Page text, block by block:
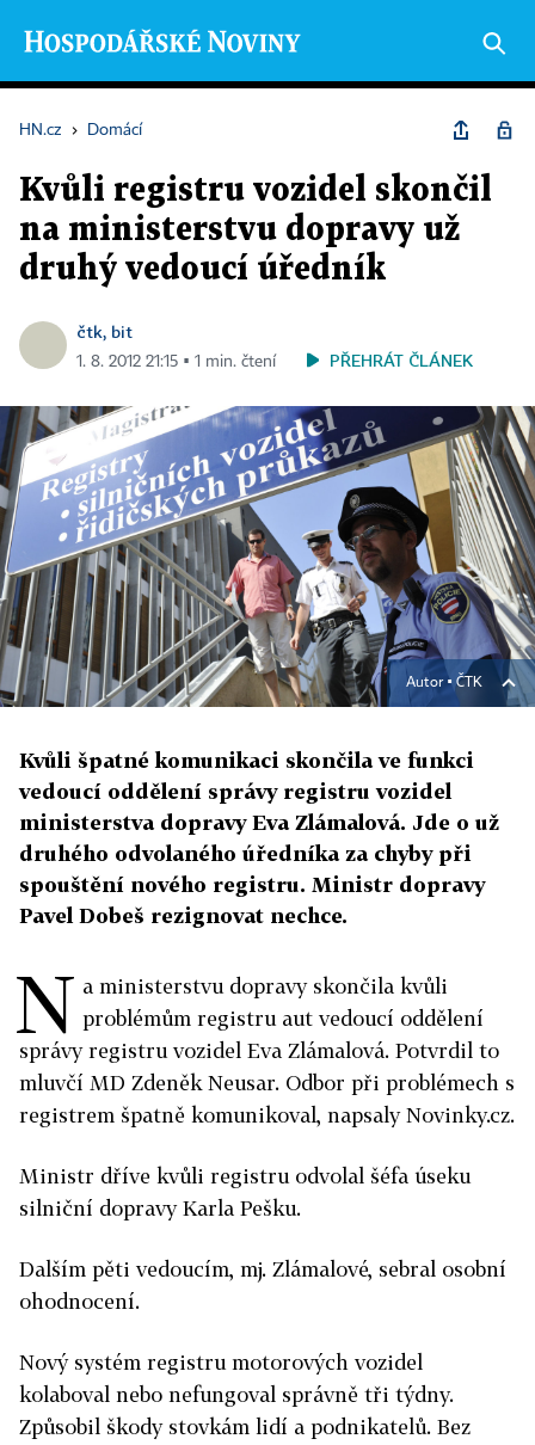
HN.cz › Domácí
Kvůli registru vozidel skončil
na ministerstvu dopravy už
druhý vedoucí úředník
čtk, bit
1. 8. 2012 21:15 ▪ 1 min. čtení PŘEHRÁT ČLÁNEK
Autor ▪ ČTK
Kvůli špatné komunikaci skončila ve funkci
vedoucí oddělení správy registru vozidel
ministerstva dopravy Eva Zlámalová. Jde o už
druhého odvolaného úředníka za chyby při
spouštění nového registru. Ministr dopravy
Pavel Dobeš rezignovat nechce.
N a ministerstvu dopravy skončila kvůli
problémům registru aut vedoucí oddělení
správy registru vozidel Eva Zlámalová. Potvrdil to
mluvčí MD Zdeněk Neusar. Odbor při problémech s
registrem špatně komunikoval, napsaly Novinky.cz.
Ministr dříve kvůli registru odvolal šéfa úseku
silniční dopravy Karla Pešku.
Dalším pěti vedoucím, mj. Zlámalové, sebral osobní
ohodnocení.
Nový systém registru motorových vozidel
kolaboval nebo nefungoval správně tři týdny.
Způsobil škody stovkám lidí a podnikatelů. Bez